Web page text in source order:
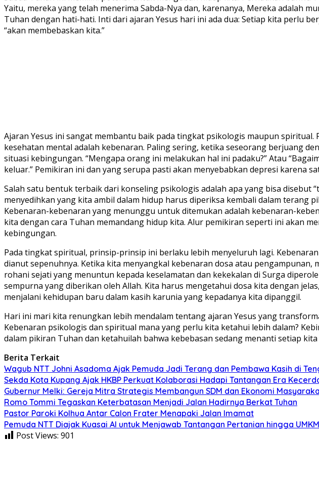
Yaitu, mereka yang telah menerima Sabda-Nya dan, karenanya, Mereka adalah
Tuhan dengan hati-hati. Inti dari ajaran Yesus hari ini ada dua: Setiap kita perlu
“akan membebaskan kita.”
Ajaran Yesus ini sangat membantu baik pada tingkat psikologis maupun
kesehatan mental adalah kebenaran. Paling sering, ketika seseorang berjuang
situasi kebingungan. “Mengapa orang ini melakukan hal ini padaku?” Atau
keluar.” Pemikiran ini dan yang serupa pasti akan menyebabkan depresi karena
Salah satu bentuk terbaik dari konseling psikologis adalah apa yang bisa disebut
menyedihkan yang kita ambil dalam hidup harus diperiksa kembali dalam terang
Kebenaran-kebenaran yang menunggu untuk ditemukan adalah kebenaran-
kita dengan cara Tuhan memandang hidup kita. Alur pemikiran seperti ini akan
kebingungan.
Pada tingkat spiritual, prinsip-prinsip ini berlaku lebih menyeluruh lagi.
dianut sepenuhnya. Ketika kita menyangkal kebenaran dosa atau
rohani sejati yang menuntun kepada keselamatan dan kekekalan di Surga
sempurna yang diberikan oleh Allah. Kita harus mengetahui dosa kita dengan
menjalani kehidupan baru dalam kasih karunia yang kepadanya kita dipanggil.
Hari ini mari kita renungkan lebih mendalam tentang ajaran Yesus yang
Kebenaran psikologis dan spiritual mana yang perlu kita ketahui lebih dalam?
dalam pikiran Tuhan dan ketahuilah bahwa kebebasan sedang menanti setiap kita
Berita Terkait
Wagub NTT Johni Asadoma Ajak Pemuda Jadi Terang dan Pembawa Kasih di
Sekda Kota Kupang Ajak HKBP Perkuat Kolaborasi Hadapi Tantangan Era
Gubernur Melki: Gereja Mitra Strategis Membangun SDM dan Ekonomi
Romo Tommi Tegaskan Keterbatasan Menjadi Jalan Hadirnya Berkat Tuhan
Pastor Paroki Kolhua Antar Calon Frater Menapaki Jalan Imamat
Pemuda NTT Diajak Kuasai AI untuk Menjawab Tantangan Pertanian hingga UMKM
Post Views: 901